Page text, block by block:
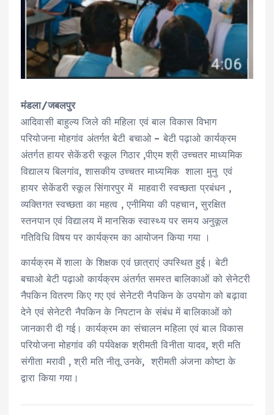
मंडला/जबलपुर
आदिवासी बाहुल्य जिले की महिला एवं बाल विकास विभाग
परियोजना मोहगांव अंतर्गत बेटी बचाओ – बेटी पढ़ाओ कार्यक्रम
अंतर्गत हायर सेकेंडरी स्कूल गिठार ,पीएम श्री उच्चतर माध्यमिक
विद्यालय बिलगांव, शासकीय उच्चतर माध्यमिक शाला मुनु एवं
हायर सेकेंडरी स्कूल सिंगारपुर में माहवारी स्वच्छता प्रबंधन ,
व्यक्तिगत स्वच्छता का महत्व , एनीमिया की पहचान, सुरक्षित
स्तनपान एवं विद्यालय में मानसिक स्वास्थ्य पर समय अनुकूल
गतिविधि विषय पर कार्यक्रम का आयोजन किया गया ।
कार्यक्रम में शाला के शिक्षक एवं छात्राएं उपस्थित हुई। बेटी
बचाओ बेटी पढ़ाओ कार्यक्रम अंतर्गत समस्त बालिकाओं को सेनेटरी
नैपकिन वितरण किए गए एवं सेनेटरी नैपकिन के उपयोग को बढ़ावा
देने एवं सेनेटरी नैपकिन के निपटान के संबंध में बालिकाओं को
जानकारी दी गई। कार्यक्रम का संचालन महिला एवं बाल विकास
परियोजना मोहगांव की पर्यवेक्षक श्रीमती विनीता यादव, श्री मति
संगीता मरावी , श्री मति नीतू उनके, श्रीमती अंजना कोष्टा के
द्वारा किया गया।